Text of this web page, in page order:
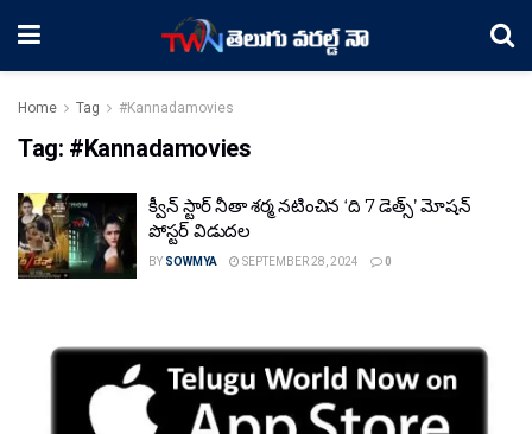
Home Tag #Kannadamovies
Tag: #Kannadamovies
క్వీన్ స్టార్ నీతా శర్మ నటించిన ‘ది 7 డెత్స్’ మోషన్
పోస్టర్ విడుదల
BY SOWMYA SEPTEMBER 28, 2024 0